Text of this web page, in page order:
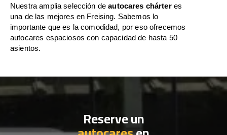
Nuestra amplia selección deautocares chárteres
una de las mejores en Freising. Sabemos lo
importante que es la comodidad, por eso ofrecemos
autocares espaciosos con capacidad de hasta 50
asientos.
Reserve un